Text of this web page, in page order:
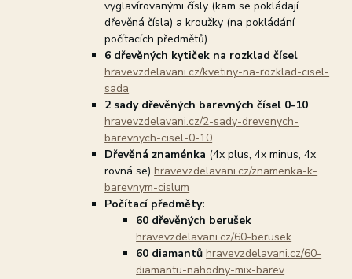
vyglavírovanými čísly (kam se pokládají
dřevěná čísla) a kroužky (na pokládání
počítacích předmětů).
6 dřevěných kytiček na rozklad čísel
hravevzdelavani.cz/kvetiny-na-rozklad-cisel-
sada
2 sady dřevěných barevných čísel 0-10
hravevzdelavani.cz/2-sady-drevenych-
barevnych-cisel-0-10
Dřevěná znaménka (4x plus, 4x minus, 4x
rovná se)hravevzdelavani.cz/znamenka-k-
barevnym-cislum
Počítací předměty:
60 dřevěných berušek
hravevzdelavani.cz/60-berusek
60 diamantůhravevzdelavani.cz/60-
diamantu-nahodny-mix-barev